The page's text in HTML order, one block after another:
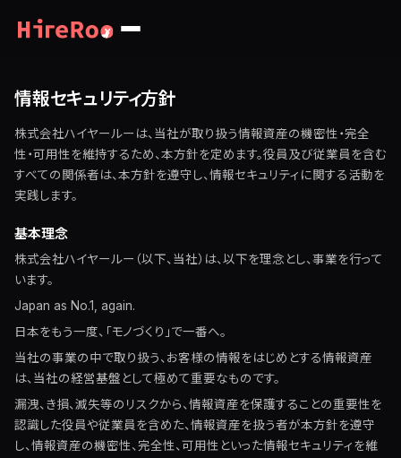
情報セキュリティ方針
株式会社ハイヤールーは、当社が取り扱う情報資産の機密性・完全
性・可用性を維持するため、本方針を定めます。役員及び従業員を含む
すべての関係者は、本方針を遵守し、情報セキュリティに関する活動を
実践します。
基本理念
株式会社ハイヤールー（以下、当社）は、以下を理念とし、事業を行って
います。
Japan as No.1, again.
日本をもう一度、「モノづくり」で一番へ。
当社の事業の中で取り扱う、お客様の情報をはじめとする情報資産
は、当社の経営基盤として極めて重要なものです。
漏洩、き損、滅失等のリスクから、情報資産を保護することの重要性を
認識した役員や従業員を含めた、情報資産を扱う者が本方針を遵守
し、情報資産の機密性、完全性、可用性といった情報セキュリティを維